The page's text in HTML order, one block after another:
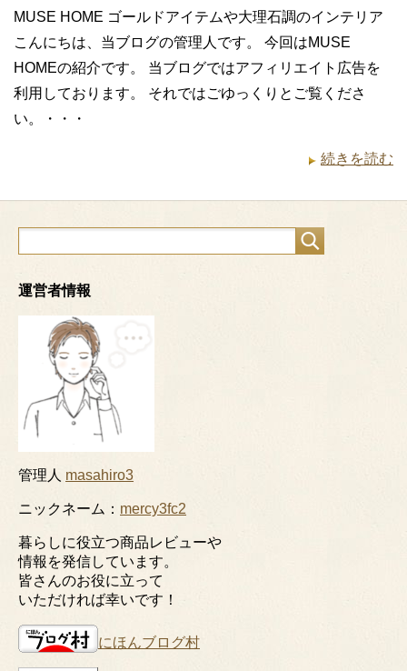
MUSE HOME ゴールドアイテムや大理石調のインテリア
こんにちは、当ブログの管理人です。 今回はMUSE
HOMEの紹介です。 当ブログではアフィリエイト広告を
利用しております。 それではごゆっくりとご覧くださ
い。・・・
続きを読む
運営者情報
管理人 masahiro3
ニックネーム： mercy3fc2
暮らしに役立つ商品レビューや
情報を発信しています。
皆さんのお役に立って
いただければ幸いです！
にほんブログ村